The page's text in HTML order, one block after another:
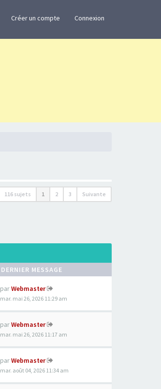
Créer un compte Connexion
116 sujets 1 2 3 Suivante
DERNIER MESSAGE
parWebmaster
mar. mai 26, 2026 11:29 am
parWebmaster
mar. mai 26, 2026 11:17 am
parWebmaster
mar. août 04, 2026 11:34 am